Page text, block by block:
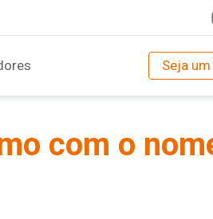
Seja
com o